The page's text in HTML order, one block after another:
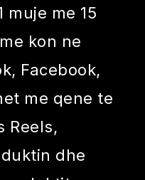
muje me 15
kon ne
Facebook,
me qene te
Reels,
dhe